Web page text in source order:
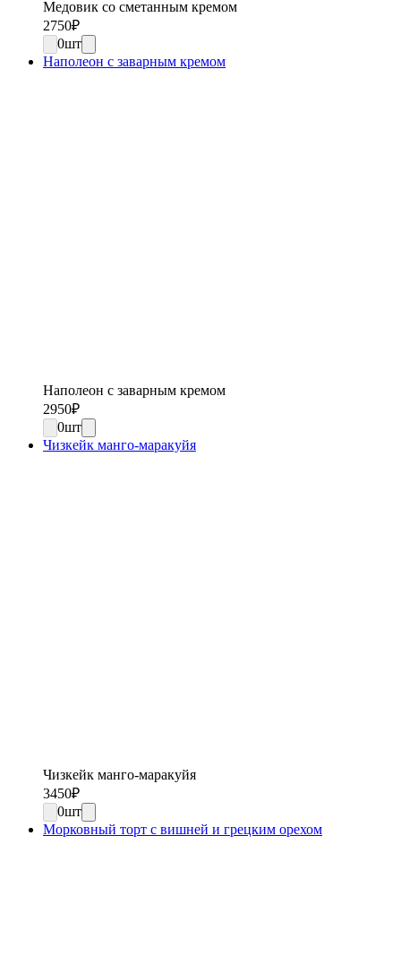
Медовик со сметанным кремом
2750₽
0шт
Наполеон с заварным кремом
Наполеон с заварным кремом
2950₽
0шт
Чизкейк манго-маракуйя
Чизкейк манго-маракуйя
3450₽
0шт
Морковный торт с вишней и грецким орехом